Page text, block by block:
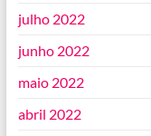
julho 2022
junho 2022
maio 2022
abril 2022